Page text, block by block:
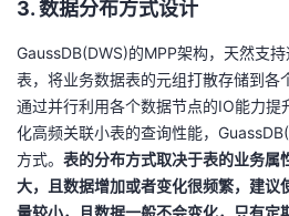
3. 数据分布方式设计
GaussDB(DWS)的MPP架构，天然支
表，将业务数据表的元组打散存储到各
通过并行利用各个数据节点的IO能力提
化高频关联小表的查询性能，
方式。 表的分布方式取决于表的业务属
大，且数据增加或者变化很频繁，建议
量较小，且数据一般不会变化，只有定